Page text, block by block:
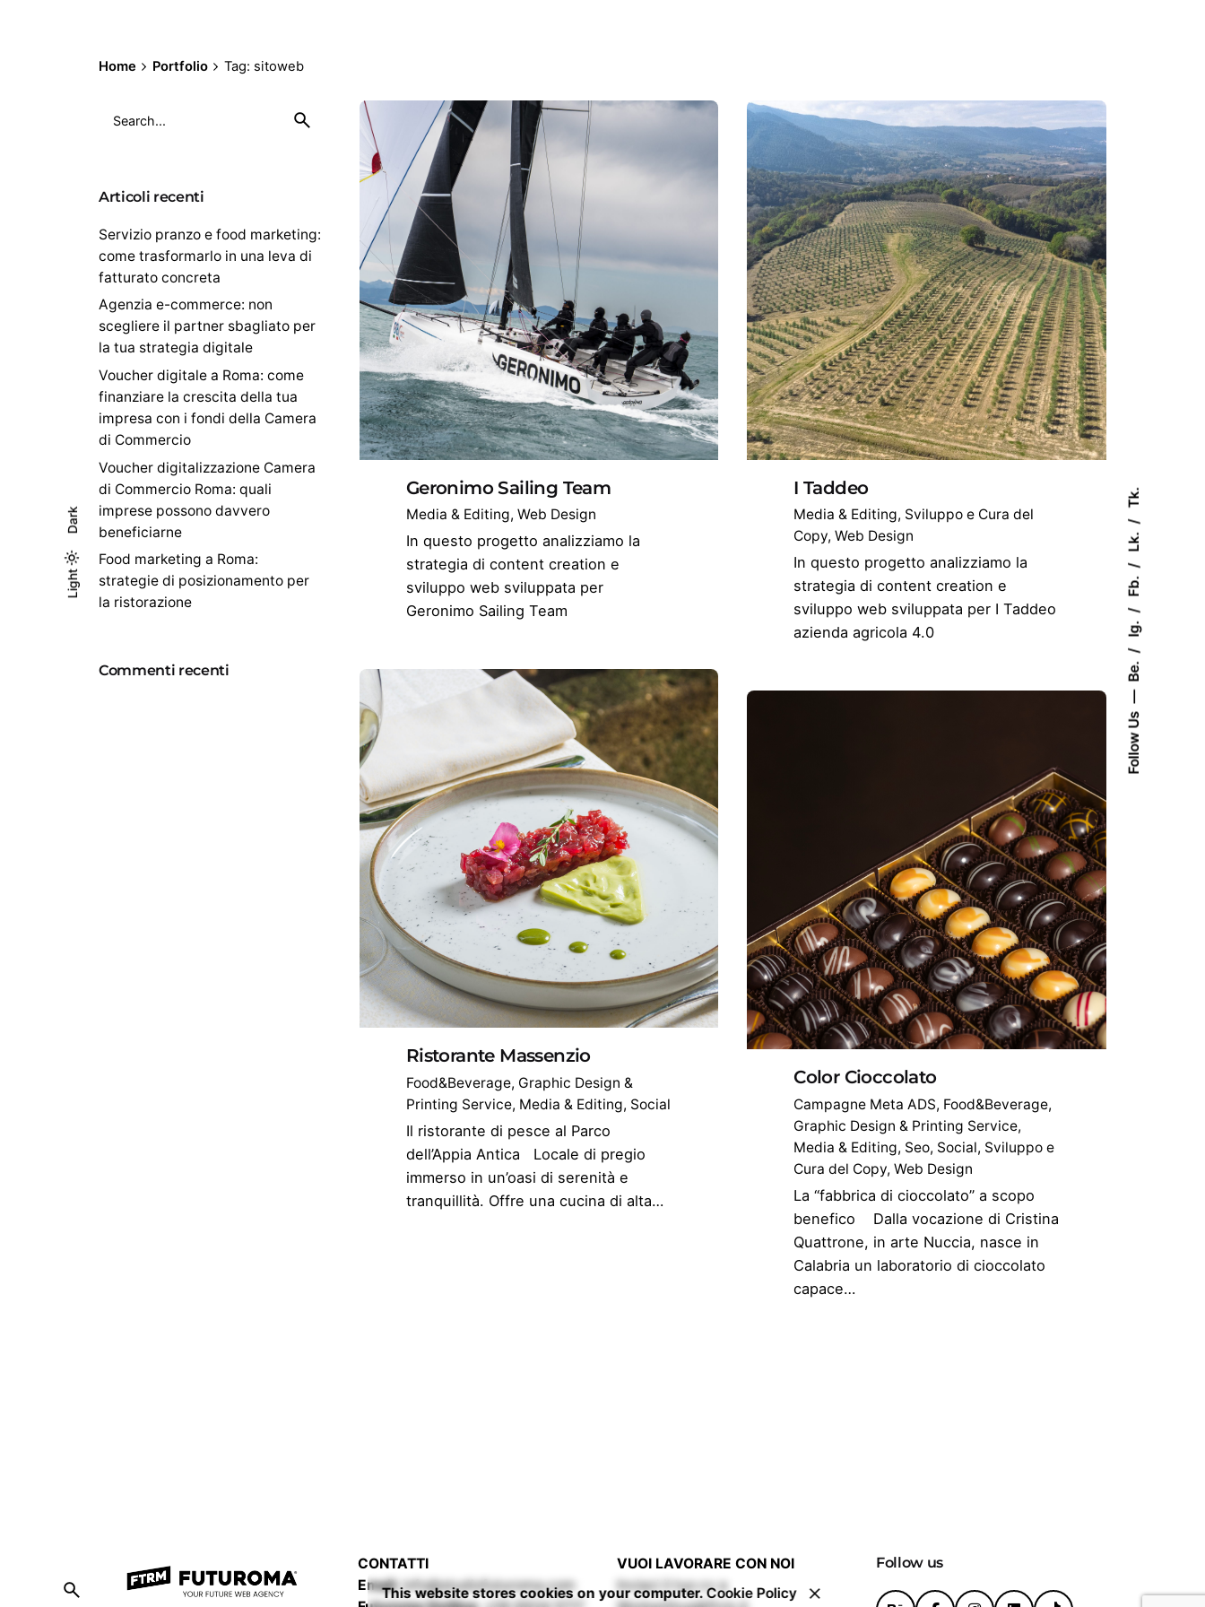
Light
Dark
Light
Dark
Follow Us
Be.
Ig.
Fb.
Lk.
Tk.
Home Portfolio Tag: sitoweb
c
f
o
r
Articoli recenti
Servizio pranzo e food marketing:
come trasformarlo in una leva di
fatturato concreta
Agenzia e-commerce: non
scegliere il partner sbagliato per
la tua strategia digitale
Voucher digitale a Roma: come
finanziare la crescita della tua
impresa con i fondi della Camera
di Commercio
Voucher digitalizzazione Camera
di Commercio Roma: quali
imprese possono davvero
beneficiarne
Food marketing a Roma:
strategie di posizionamento per
la ristorazione
Commenti recenti
Geronimo Sailing Team
Media & Editing Web Design
In questo progetto analizziamo la
strategia di content creation e
sviluppo web sviluppata per
Geronimo Sailing Team
I Taddeo
Media & Editing Sviluppo e Cura del
Copy Web Design
In questo progetto analizziamo la
strategia di content creation e
sviluppo web sviluppata per I Taddeo
azienda agricola 4.0
Ristorante Massenzio
Food&Beverage Graphic Design &
Printing Service Media & Editing Social
Il ristorante di pesce al Parco
dell’Appia Antica Locale di pregio
immerso in un’oasi di serenità e
tranquillità. Offre una cucina di alta…
Color Cioccolato
Campagne Meta ADS Food&Beverage
Graphic Design & Printing Service
Media & Editing Seo Social Sviluppo e
Cura del Copy Web Design
La “fabbrica di cioccolato” a scopo
benefico Dalla vocazione di Cristina
Quattrone, in arte Nuccia, nasce in
Calabria un laboratorio di cioccolato
capace…
CONTATTI
Email: info@studiofuturoma.com
VUOI LAVORARE CON NOI
Inviaci il tuo cv a
Follow us
This website stores cookies on your computer.Cookie Policy